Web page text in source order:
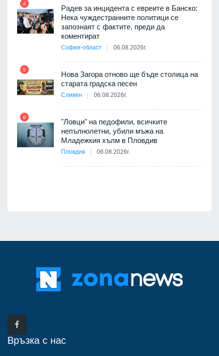
4
Радев за инцидента с евреите в Банско:
Нека чуждестранните политици се
запознаят с фактите, преди да
коментират
София-област 06.08.2026г.
5
Нова Загора отново ще бъде столица на
старата градска песен
Сливен 06.08.2026г.
6
"Ловци" на педофили, всичките
непълнолетни, убили мъжа на
Младежкия хълм в Пловдив
Пловдив 06.08.2026г.
Връзка с нас